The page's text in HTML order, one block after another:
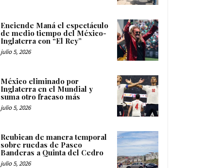
Enciende Maná el espectáculo
de medio tiempo del México-
Inglaterra con “El Rey”
julio 5, 2026
México eliminado por
Inglaterra en el Mundial y
suma otro fracaso más
julio 5, 2026
Reubican de manera temporal
sobre ruedas de Paseo
Banderas a Quinta del Cedro
julio 5, 2026